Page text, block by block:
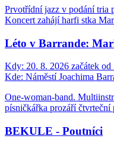
Prvotřídní jazz v podání tria
Koncert zahájí harfi stka
Léto v Barrande:
Kdy: 20. 8. 2026 začátek od
Kde: Náměstí Joachima
One-woman-band.
písničkářka prozáří čtvrteční
BEKULE - Poutníci